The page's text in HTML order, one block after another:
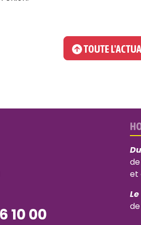
TOUTE
10 00
et